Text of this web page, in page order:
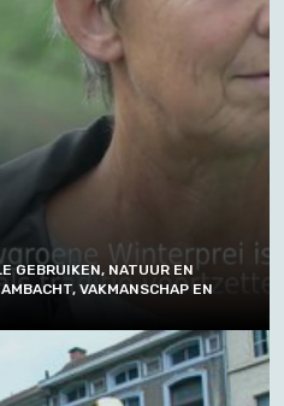
GEBRUIKEN, NATUUR EN
VAKMANSCHAP EN